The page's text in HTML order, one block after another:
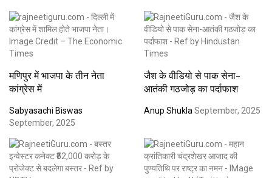
मणिपुर में भाजपा के तीन नेता
कांग्रेस में
Sabyasachi Biswas
September, 2025
जैश के वीडियो से पाक सेना-
आतंकी गठजोड़ का पर्दाफाश
Anup Shukla September, 2025